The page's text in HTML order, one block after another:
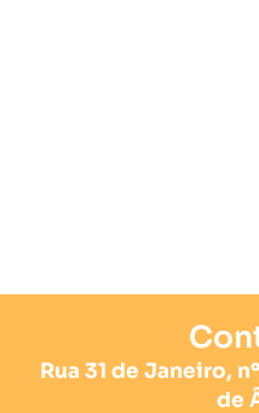
Rua 31 de Janeiro,
de